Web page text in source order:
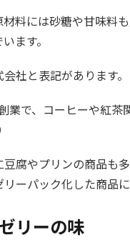
料には砂糖や甘味料
ます。
社と表記があります。
業で、コーヒーや紅
腐やプリンの商品も
ーパック化した商品
リーの味